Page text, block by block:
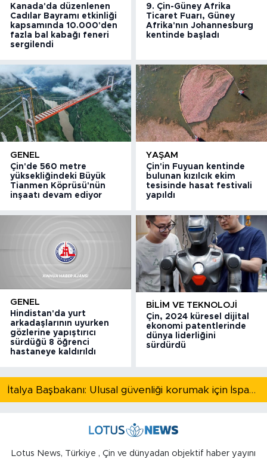
Kanada'da düzenlenen
Cadılar Bayramı etkinliği
kapsamında 10.000'den
fazla bal kabağı feneri
sergilendi
9. Çin-Güney Afrika
Ticaret Fuarı, Güney
Afrika'nın Johannesburg
kentinde başladı
GENEL
Çin'de 560 metre
yüksekliğindeki Büyük
Tianmen Köprüsü'nün
inşaatı devam ediyor
YAŞAM
Çin'in Fuyuan kentinde
bulunan kızılcık ekim
tesisinde hasat festivali
yapıldı
GENEL
Hindistan'da yurt
arkadaşlarının uyurken
gözlerine yapıştırıcı
sürdüğü 8 öğrenci
hastaneye kaldırıldı
BILIM VE TEKNOLOJI
Çin, 2024 küresel dijital
ekonomi patentlerinde
dünya liderliğini
sürdürdü
İtalya Başbakanı: Ulusal güvenliği korumak için İspanya ile Schengen kapsamındaki serbest dolaşımı askıya alıyoruz
Lotus News, Türkiye , Çin ve dünyadan objektif haber yayını